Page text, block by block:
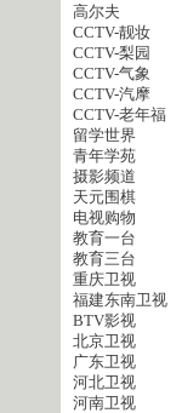
高尔夫
CCTV-靓妆
CCTV-梨园
CCTV-气象
CCTV-汽摩
CCTV-老年福
留学世界
青年学苑
摄影频道
天元围棋
电视购物
教育一台
教育三台
重庆卫视
福建东南卫视
BTV影视
北京卫视
广东卫视
河北卫视
河南卫视